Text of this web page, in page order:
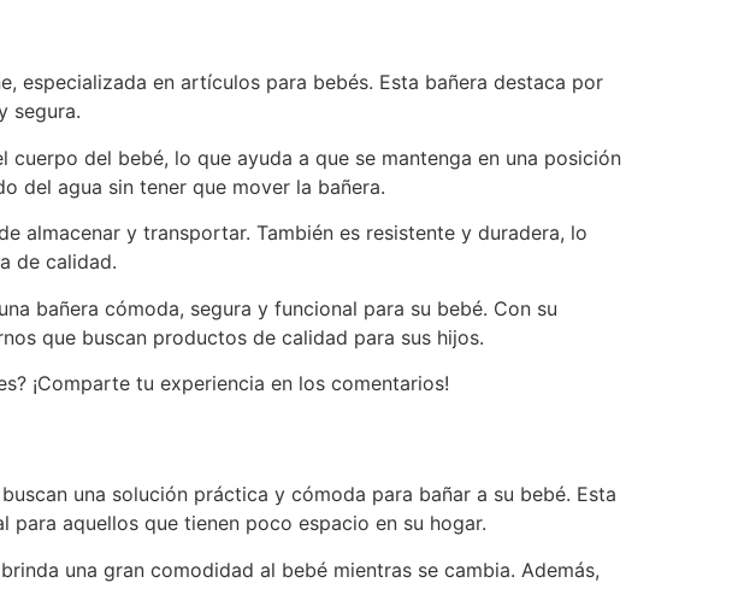
especializada en artículos para bebés. Esta bañera destaca por
segura.
del bebé, lo que ayuda a que se mantenga en una posición
del agua sin tener que mover la bañera.
almacenar y transportar. También es resistente y duradera, lo
de calidad.
bañera cómoda, segura y funcional para su bebé. Con su
que buscan productos de calidad para sus hijos.
¡Comparte tu experiencia en los comentarios!
una solución práctica y cómoda para bañar a su bebé. Esta
aquellos que tienen poco espacio en su hogar.
una gran comodidad al bebé mientras se cambia. Además,